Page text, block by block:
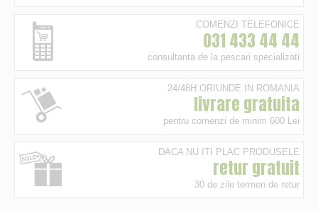
COMENZI TELEFONICE
031 433 44 44
consultanta de la pescari specializati
24/48H ORIUNDE IN ROMANIA
livrare gratuita
pentru comenzi de minim 600 Lei
DACA NU ITI PLAC PRODUSELE
retur gratuit
30 de zile termen de retur